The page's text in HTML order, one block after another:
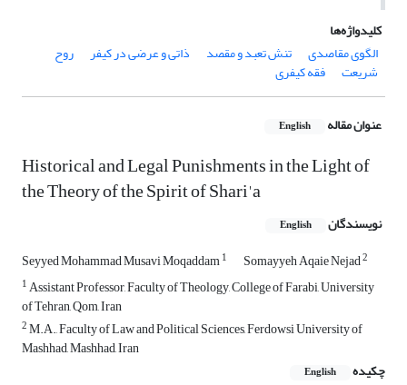
کلیدواژه‌ها
الگوی مقاصدی
تنش تعبد و مقصد ذاتی و عرضی در کیفر روح
شریعت فقه کیفری
عنوان مقاله English
Historical and Legal Punishments in the Light of
the Theory of the Spirit of Shari'a
نویسندگان English
Seyyed Mohammad Musavi Moqaddam1 Somayyeh Aqaie Nejad2
1Assistant Professor, Faculty of Theology, College of Farabi, University
of Tehran, Qom, Iran
2M.A., Faculty of Law and Political Sciences, Ferdowsi University of
Mashhad, Mashhad, Iran
چکیده
English